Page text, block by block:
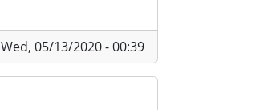
Wed, 05/13/2020 - 00:39